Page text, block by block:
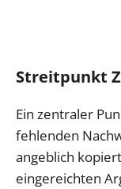
Streitpunkt
Ein zentraler
fehlenden
angeblich
eingereichten